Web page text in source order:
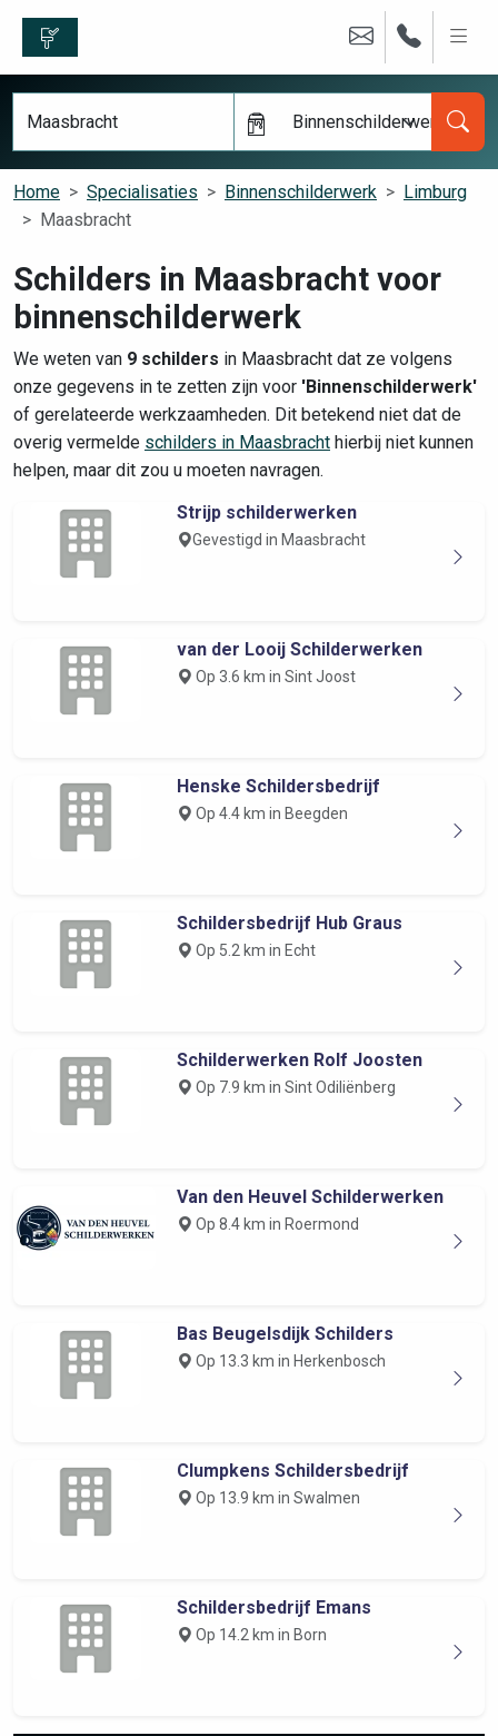
Binnenschilderwerk
Home Specialisaties Binnenschilderwerk
Limburg
Maasbracht
Schilders in Maasbracht voor
binnenschilderwerk
We weten van 9 schilders in Maasbracht dat ze volgens
onze gegevens in te zetten zijn voor 'Binnenschilderwerk'
of gerelateerde werkzaamheden. Dit betekend niet dat de
overig vermelde schilders in Maasbracht hierbij niet kunnen
helpen, maar dit zou u moeten navragen.
Strijp schilderwerken
Gevestigd in Maasbracht
van der Looij Schilderwerken
Op 3.6 km in Sint Joost
Henske Schildersbedrijf
Op 4.4 km in Beegden
Schildersbedrijf Hub Graus
Op 5.2 km in Echt
Schilderwerken Rolf Joosten
Op 7.9 km in Sint Odiliënberg
Van den Heuvel Schilderwerken
Op 8.4 km in Roermond
Bas Beugelsdijk Schilders
Op 13.3 km in Herkenbosch
Clumpkens Schildersbedrijf
Op 13.9 km in Swalmen
Schildersbedrijf Emans
Op 14.2 km in Born